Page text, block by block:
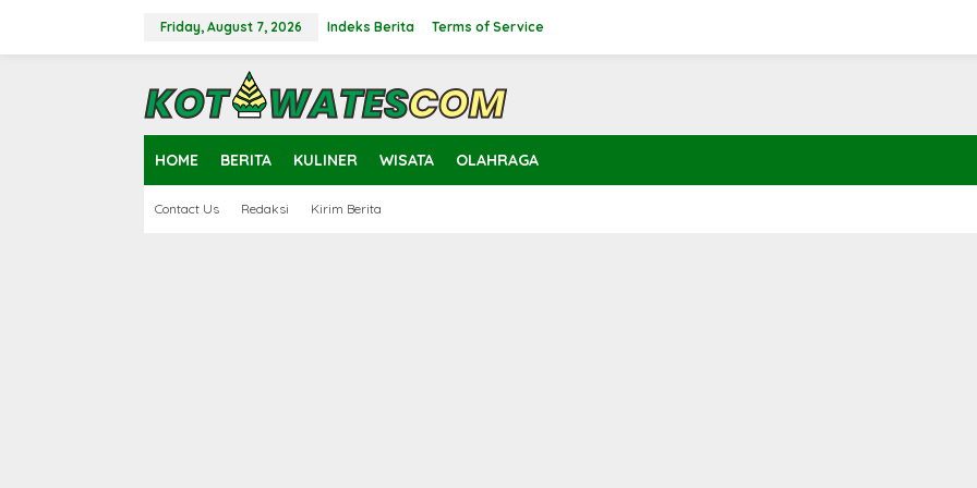
Friday, August 7, 2026 Indeks Berita Terms of Service
HOME BERITA KULINER WISATA OLAHRAGA
Contact Us Redaksi Kirim Berita